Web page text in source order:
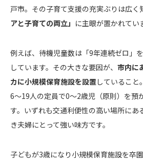
戸市。その子育て支援の充実ぶりは広く
アと子育ての両立」 に主眼が置かれてい
例えば、待機児童数は「9年連続ゼロ」
しています。その大きな要因が、 市内に
カに小規模保育施設を設置 していること
6〜19人の定員で0～2歳児（原則）を預
す。いずれも交通利便性の高い場所にあ
き夫婦にとって強い味方です。
子どもが3歳になり小規模保育施設を卒園